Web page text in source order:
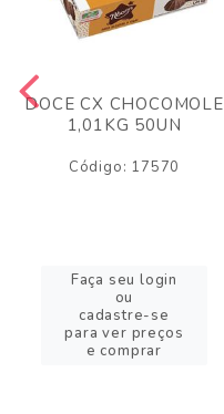
DOCE CX CHOCOMOLE
1,01KG 50UN
Código: 17570
Faça seu login
ou
cadastre-se
para ver preços
e comprar